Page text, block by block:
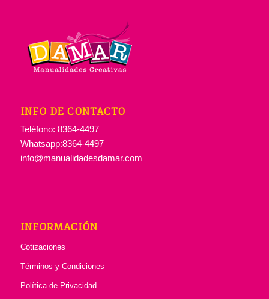
INFO DE CONTACTO
Teléfono: 8364-4497
Whatsapp:8364-4497
info@manualidadesdamar.com
INFORMACIÓN
Cotizaciones
Términos y Condiciones
Política de Privacidad